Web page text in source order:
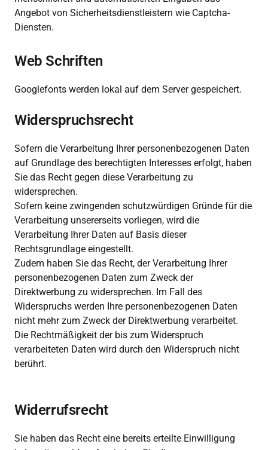
Angebot von Sicherheitsdienstleistern wie Captcha-
Diensten.
Web Schriften
Googlefonts werden lokal auf dem Server gespeichert.
Widerspruchsrecht
Sofern die Verarbeitung Ihrer personenbezogenen Daten
auf Grundlage des berechtigten Interesses erfolgt, haben
Sie das Recht gegen diese Verarbeitung zu
widersprechen.
Sofern keine zwingenden schutzwürdigen Gründe für die
Verarbeitung unsererseits vorliegen, wird die
Verarbeitung Ihrer Daten auf Basis dieser
Rechtsgrundlage eingestellt.
Zudem haben Sie das Recht, der Verarbeitung Ihrer
personenbezogenen Daten zum Zweck der
Direktwerbung zu widersprechen. Im Fall des
Widerspruchs werden Ihre personenbezogenen Daten
nicht mehr zum Zweck der Direktwerbung verarbeitet.
Die Rechtmäßigkeit der bis zum Widerspruch
verarbeiteten Daten wird durch den Widerspruch nicht
berührt.
Widerrufsrecht
Sie haben das Recht eine bereits erteilte Einwilligung